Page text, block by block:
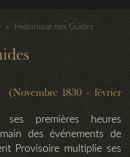
» Historique des Guides
(Novembre 1830 - février
premières heures
des événements de
Provisoire multiplie ses